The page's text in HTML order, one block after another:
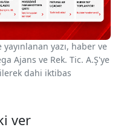
yazı, haber ve
Ajans ve Rek. Tic. A.Ş'ye
dahi iktibas
ver